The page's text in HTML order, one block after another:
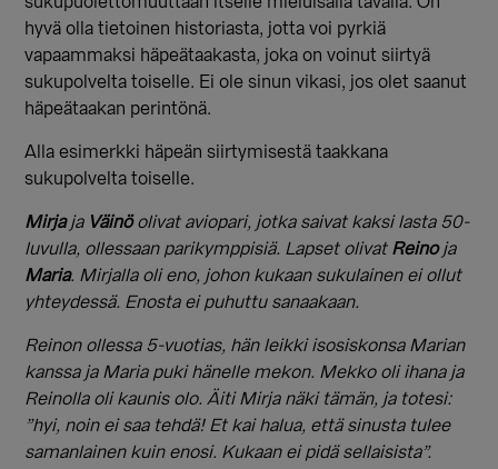
hyvä olla tietoinen historiasta, jotta voi pyrkiä
vapaammaksi häpeätaakasta, joka on voinut siirtyä
sukupolvelta toiselle. Ei ole sinun vikasi, jos olet saanut
häpeätaakan perintönä.
Alla esimerkki häpeän siirtymisestä taakkana
sukupolvelta toiselle.
Mirjaja Väinöolivat aviopari, jotka saivat kaksi lasta 50-
luvulla, ollessaan parikymppisiä. Lapset olivat Reinoja
Maria. Mirjalla oli eno, johon kukaan sukulainen ei ollut
yhteydessä. Enosta ei puhuttu sanaakaan.
Reinon ollessa 5-vuotias, hän leikki isosiskonsa Marian
kanssa ja Maria puki hänelle mekon. Mekko oli ihana ja
Reinolla oli kaunis olo. Äiti Mirja näki tämän, ja totesi:
”hyi, noin ei saa tehdä! Et kai halua, että sinusta tulee
samanlainen kuin enosi. Kukaan ei pidä sellaisista”.